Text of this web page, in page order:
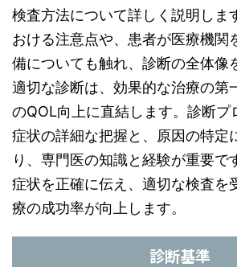
検査方法について詳しく説明しま
おける注意点や、患者が医療機関
備についても触れ、診断の全体像
適切な診断は、効果的な治療の第
のQOL向上に直結します。診断プ
症状の詳細な把握と、原因の特定
り、専門医の知識と経験が重要で
症状を正確に伝え、適切な検査を
療の成功率が向上します。
診断基準